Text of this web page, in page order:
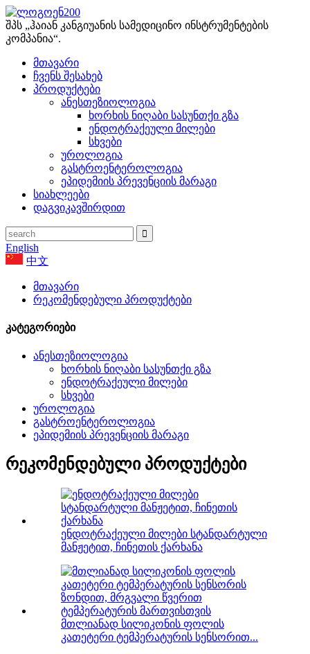
შპს „ჰაიან კანგიუანის სამედიცინო ინსტრუმენტების
კომპანია“.
მთავარი
ჩვენს შესახებ
პროდუქტები
ანესთეზიოლოგია
ხორხის ნიღაბი სასუნთქი გზა
ენდოტრაქეული მილები
სხვები
უროლოგია
გასტროენტეროლოგია
ეპიდემიის პრევენციის მარაგი
სიახლეები
დაგვიკავშირდით
English
中文
მთავარი
რეკომენდებული პროდუქტები
კატეგორიები
ანესთეზიოლოგია
ხორხის ნიღაბი სასუნთქი გზა
ენდოტრაქეული მილები
სხვები
უროლოგია
გასტროენტეროლოგია
ეპიდემიის პრევენციის მარაგი
რეკომენდებული პროდუქტები
ენდოტრაქეული მილები სტანდარტული
მანჟეტით, ჩინეთის ქარხანა
მთლიანად სილიკონის ფოლის
კათეტერი ტემპერატურის სენსორით...